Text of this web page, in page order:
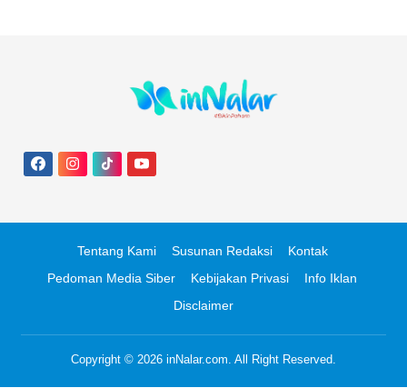
Tentang Kami Susunan Redaksi
Kontak
Pedoman Media Siber
Kebijakan Privasi
Info Iklan
Disclaimer
Copyright © 2026 inNalar.com. All Right Reserved.